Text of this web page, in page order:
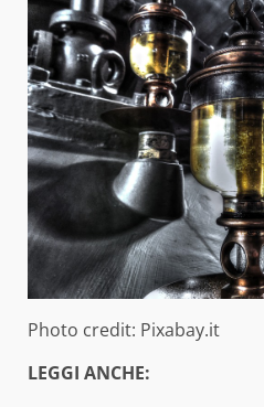
Photo credit: Pixabay.it
LEGGI ANCHE: